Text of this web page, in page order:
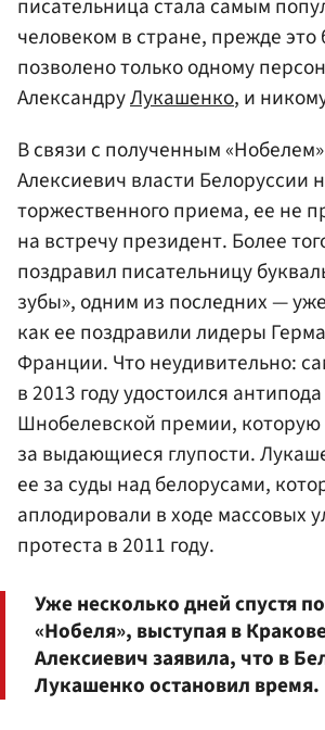
писательница стала самым
человеком в стране, прежде это
позволено только одному
АлександруЛукашенко, и
В связи с полученным
Алексиевич власти Белоруссии
торжественного приема, ее не
на встречу президент. Более
поздравил писательницу
зубы», одним из последних —
как ее поздравили лидеры
Франции. Что неудивительно:
в 2013 году удостоился
Шнобелевской премии,
за выдающиеся глупости.
ее за суды над белорусами,
аплодировали в ходе массовых
протеста в 2011 году.
Уже несколько дней спустя
«Нобеля», выступая в
Алексиевич заявила, что в
Лукашенко остановил время.